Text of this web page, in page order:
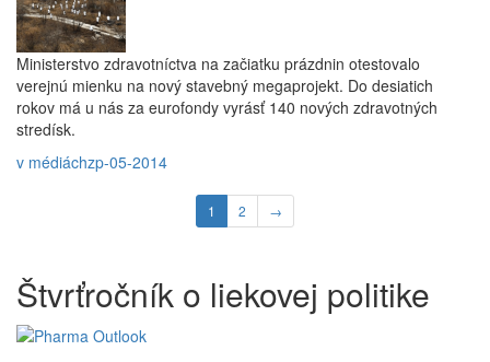
Ministerstvo zdravotníctva na začiatku prázdnin otestovalo
verejnú mienku na nový stavebný megaprojekt. Do desiatich
rokov má u nás za eurofondy vyrásť 140 nových zdravotných
stredísk.
v médiáchzp-05-2014
1 2 →
Štvrťročník o liekovej politike